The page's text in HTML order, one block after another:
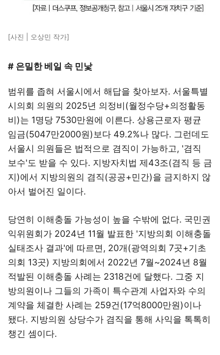
[사진 | 오상민 작가]
# 은밀한 베일 속 민낯
범위를 좁혀 서울시에서 해답을 찾아보자. 서울특별
시의회 의원의 2025년 의정비(월정수당+의정활동
비)는 1명당 7530만원에 이른다. 상용근로자 평균
임금(5047만2000원)보다 49.2%나 많다. 그런데도
서울시 의원들은 법적으로 겸직이 가능하고, '겸직
보수'도 받을 수 있다. 지방자치법 제43조(겸직 등 금
지)에서 지방의원의 겸직(공공+민간)을 금지하지 않
아서 벌어진 일이다.
당연히 이해충돌 가능성이 높을 수밖에 없다. 국민권
익위원회가 2024년 11월 발표한 '지방의회 이해충돌
실태조사 결과'에 따르면, 20개(광역의회 7곳+기초
의회 13곳) 지방의회에서 2022년 7월~2024년 8월
적발된 이해충돌 사례는 2318건에 달했다. 그중 지
방의원이나 그들의 가족이 특수관계 사업자와 수의
계약을 체결한 사례는 259건(17억8000만원)이나
됐다. 지방의원 상당수가 겸직을 통해 사익을 톡톡히
챙긴 셈이다.